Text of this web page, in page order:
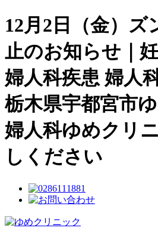
12月2日（金）ズ
止のお知らせ｜
婦人科疾患 婦人
栃木県宇都宮市
婦人科ゆめクリ
しください